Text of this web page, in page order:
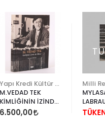
M.VEDAD TEK
KİMLİĞİNİN İZİNDE
BİR MİMAR
6.500,00
MİLAS